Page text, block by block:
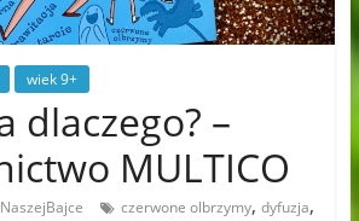
wiek 9+
dlaczego? –
MULTICO
czerwone olbrzymy, dyfuzja,